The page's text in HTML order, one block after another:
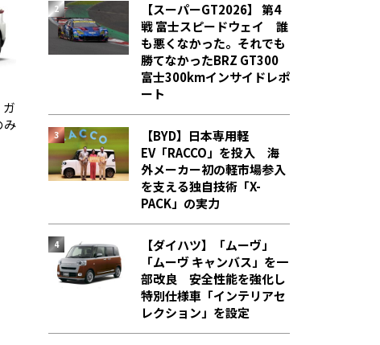
み
【スーパーGT2026】 第4
戦 富士スピードウェイ 誰
も悪くなかった。それでも
勝てなかった――BRZ GT300
富士300kmインサイドレポ
ート
【BYD】日本専用軽
EV「RACCO」を投入 海
外メーカー初の軽市場参入
を支える独自技術「X-
PACK」の実力
【ダイハツ】「ムーヴ」
「ムーヴ キャンバス」を一
部改良 安全性能を強化し
特別仕様車「インテリアセ
レクション」を設定